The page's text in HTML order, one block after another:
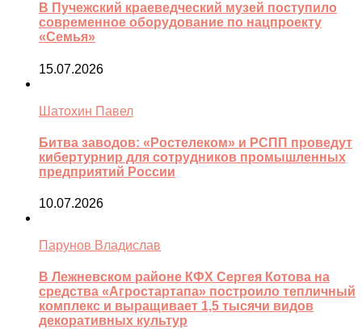
В Пучежский краеведческий музей поступило
современное оборудование по нацпроекту
«Семья»
15.07.2026
Шатохин Павел
Битва заводов: «Ростелеком» и РСПП проведут
кибертурнир для сотрудников промышленных
предприятий России
10.07.2026
Парунов Владислав
В Лежневском районе КФХ Сергея Котова на
средства «Агростартапа» построило тепличный
комплекс и выращивает 1,5 тысячи видов
декоративных культур